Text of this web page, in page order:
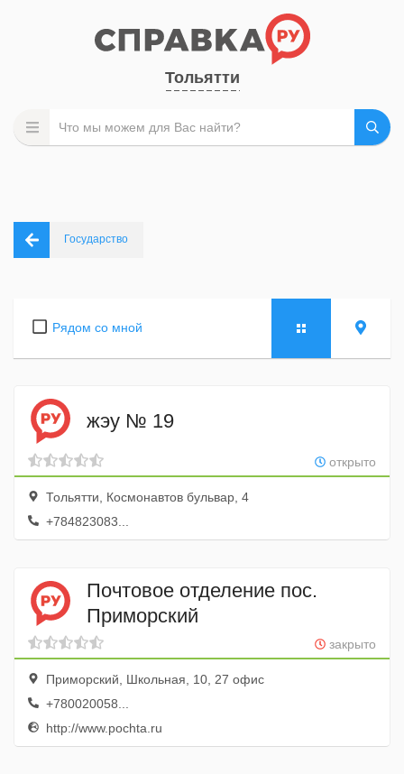
Тольятти
Государство
Рядом со мной
жэу № 19
открыто
Тольятти, Космонавтов бульвар, 4
+784823083...
Почтовое отделение пос.
Приморский
закрыто
Приморский, Школьная, 10, 27 офис
+780020058...
http://www.pochta.ru